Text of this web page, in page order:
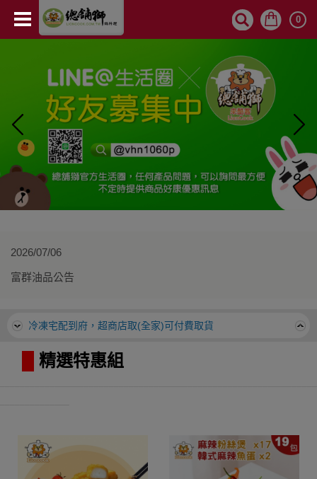
0
2026/07/06
富群油品公告
冷凍宅配到府，超商店取(全家)可付費取貨
精選特惠組